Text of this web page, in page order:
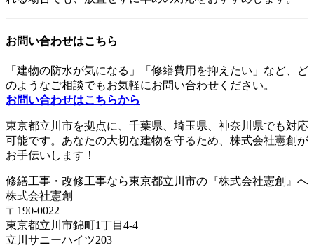
お問い合わせはこちら
「建物の防水が気になる」「修繕費用を抑えたい」など、ど
のようなご相談でもお気軽にお問い合わせください。
お問い合わせはこちらから
東京都立川市を拠点に、千葉県、埼玉県、神奈川県でも対応
可能です。あなたの大切な建物を守るため、株式会社憲創が
お手伝いします！
修繕工事・改修工事なら東京都立川市の『株式会社憲創』へ
株式会社憲創
〒190-0022
東京都立川市錦町1丁目4-4
立川サニーハイツ203